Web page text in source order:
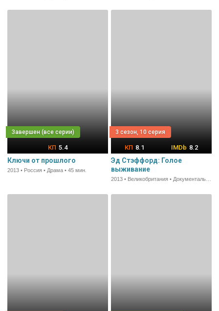
5.4
Ключи от прошлого
2013 • Россия • Драма • 45 мин.
3 сезон, 10 серия
8.1 8.2
Эд Стэффорд: Голое
выживание
2013 • Великобритания • Документальный • 43 мин.